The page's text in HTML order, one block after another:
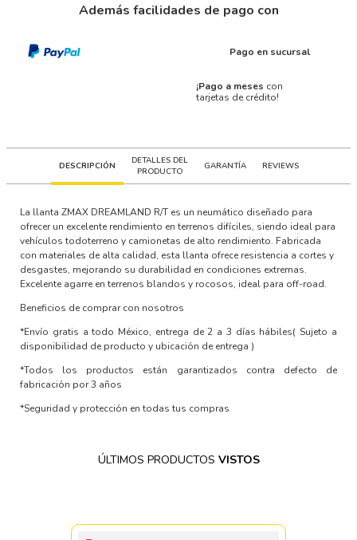
Además facilidades de pago con
Pago en sucursal
¡Pago a meses con
tarjetas de crédito!
DESCRIPCIÓN
DETALLES DEL
PRODUCTO
GARANTÍA REVIEWS
La llanta ZMAX DREAMLAND R/T es un neumático diseñado para
ofrecer un excelente rendimiento en terrenos difíciles, siendo ideal para
vehículos todoterreno y camionetas de alto rendimiento. Fabricada
con materiales de alta calidad, esta llanta ofrece resistencia a cortes y
desgastes, mejorando su durabilidad en condiciones extremas.
Excelente agarre en terrenos blandos y rocosos, ideal para off-road.
Beneficios de comprar con nosotros
*Envío gratis a todo México, entrega de 2 a 3 días hábiles( Sujeto a
disponibilidad de producto y ubicación de entrega )
*Todos los productos están garantizados contra defecto de
fabricación por 3 años
*Seguridad y protección en todas tus compras
ÚLTIMOS PRODUCTOS VISTOS